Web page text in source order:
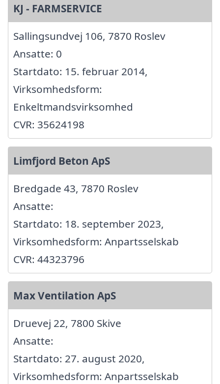
KJ - FARMSERVICE
Sallingsundvej 106, 7870 Roslev
Ansatte: 0
Startdato: 15. februar 2014,
Virksomhedsform:
Enkeltmandsvirksomhed
CVR: 35624198
Limfjord Beton ApS
Bredgade 43, 7870 Roslev
Ansatte:
Startdato: 18. september 2023,
Virksomhedsform: Anpartsselskab
CVR: 44323796
Max Ventilation ApS
Druevej 22, 7800 Skive
Ansatte:
Startdato: 27. august 2020,
Virksomhedsform: Anpartsselskab